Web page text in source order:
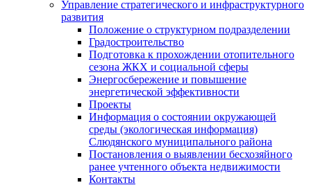
Управление стратегического и инфраструктурного
развития
Положение о структурном подразделении
Градостроительство
Подготовка к прохождении отопительного
сезона ЖКХ и социальной сферы
Энергосбережение и повышение
энергетической эффективности
Проекты
Информация о состоянии окружающей
среды (экологическая информация)
Слюдянского муниципального района
Постановления о выявлении бесхозяйного
ранее учтенного объекта недвижимости
Контакты